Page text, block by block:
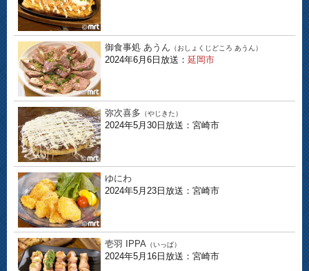
御食事処 あうん （おしょくじどころ あうん）
2024年6月6日放送： 延岡市
弥次喜多 （やじきた）
2024年5月30日放送：宮崎市
ゆにわ
2024年5月23日放送：宮崎市
壱羽 IPPA （いっぱ）
2024年5月16日放送：宮崎市